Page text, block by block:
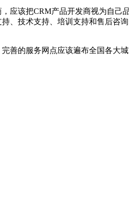
应该把CRM产品开发商视为自己
、技术支持、培训支持和售后咨
善的服务网点应该遍布全国各大